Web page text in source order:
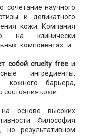
сочетание научного
и деликатного
кожи. Компания
на клинически
компонентах и
собой cruelty freeи
ингредиенты,
кожного барьера,
кожи.
основе высоких
Философия
но результативном